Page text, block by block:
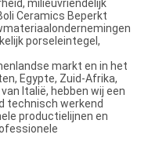
milieuvriendelijk
Ceramics Beperkt
porseleintegel,
markt en in het
Egypte, Zuid-Afrika,
Italië, hebben wij een
technisch werkend
productielijnen en